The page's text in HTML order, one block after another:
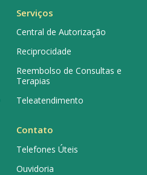
Serviços
Central de Autorização
Reciprocidade
Reembolso de Consultas e
Terapias
Teleatendimento
Contato
Telefones Úteis
Ouvidoria